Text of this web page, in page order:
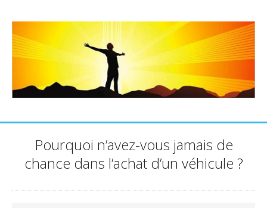
Pourquoi n’avez-vous jamais de
chance dans l’achat d’un véhicule ?